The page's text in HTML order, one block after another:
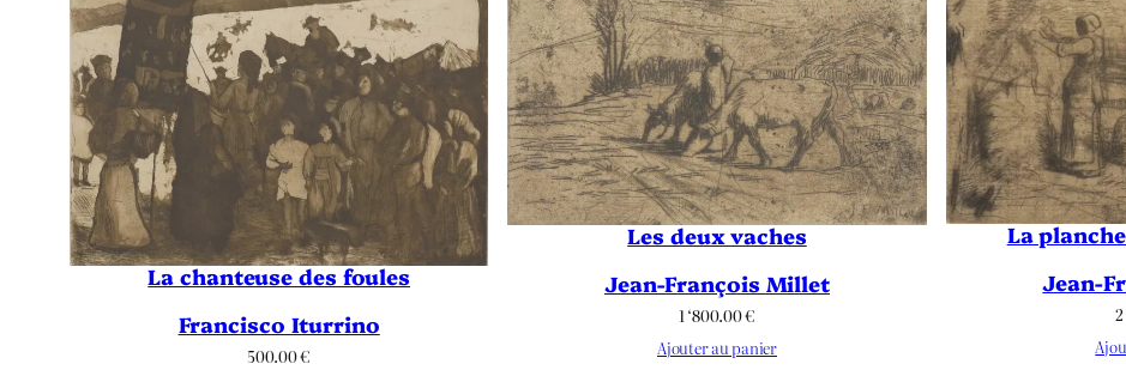
La chanteuse des foules
Francisco Iturrino
500.00€
Les deux vaches
Jean-François Millet
1 ‘800.00€
Ajouter au panier
La
Jean-